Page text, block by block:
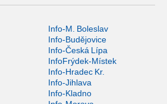
Info-M. Boleslav
Info-Budějovice
Info-Česká Lípa
InfoFrýdek-Místek
Info-Hradec Kr.
Info-Jihlava
Info-Kladno